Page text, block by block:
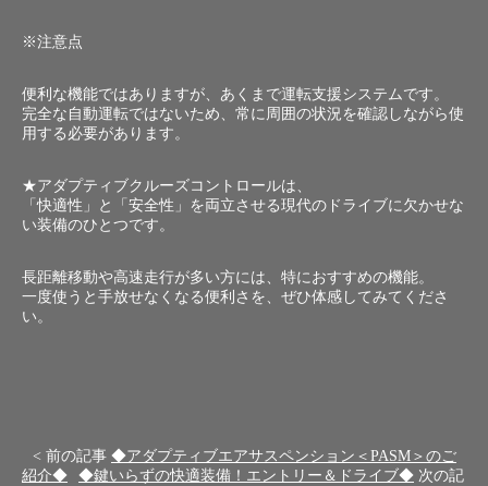
※注意点
便利な機能ではありますが、あくまで運転支援システムです。
完全な自動運転ではないため、常に周囲の状況を確認しながら使
用する必要があります。
★アダプティブクルーズコントロールは、
「快適性」と「安全性」を両立させる現代のドライブに欠かせな
い装備のひとつです。
長距離移動や高速走行が多い方には、特におすすめの機能。
一度使うと手放せなくなる便利さを、ぜひ体感してみてくださ
い。
< 前の記事 ◆アダプティブエアサスペンション＜PASM＞のご
紹介◆
◆鍵いらずの快適装備！エントリー＆ドライブ◆ 次の記